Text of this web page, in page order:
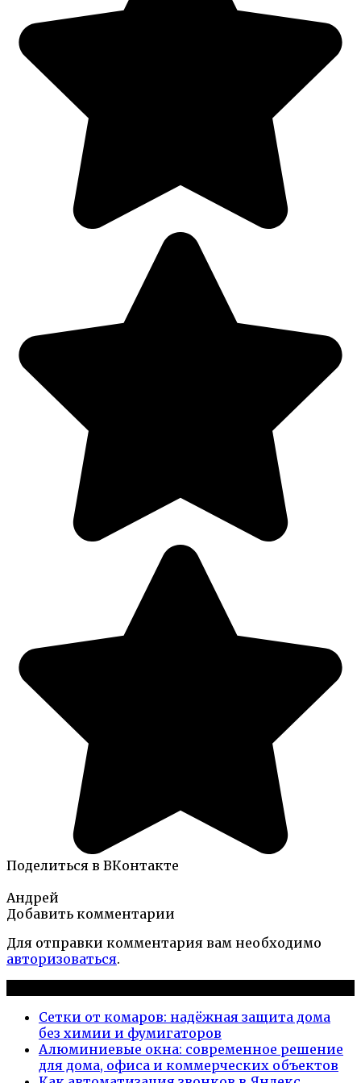
Поделиться в ВКонтакте
Андрей
Добавить комментарии
Для отправки комментария вам необходимо
авторизоваться.
Сетки от комаров: надёжная защита дома
без химии и фумигаторов
Алюминиевые окна: современное решение
для дома, офиса и коммерческих объектов